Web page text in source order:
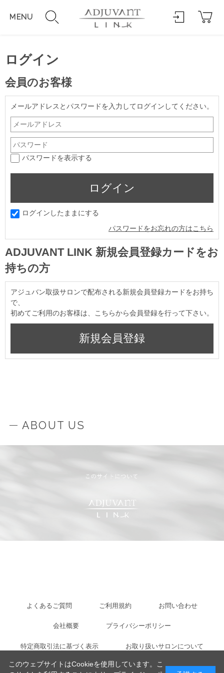
MENU
ログイン
会員のお客様
メールアドレスとパスワードを入力してログインしてください。
パスワードを表示する
ログインしたままにする
パスワードをお忘れの方はこちら
ADJUVANT LINK 新規会員登録カードをお
持ちの方
アジュバン取扱サロンで配布される新規会員登録カードをお持ち
で、
初めてご利用のお客様は、こちらから会員登録を行って下さい。
ABOUT US
よくあるご質問 ご利用規約 お問い合わせ
会社概要 プライバシーポリシー
特定商取引法に基づく表示 お取り扱いサロンについて
このウェブサイトはCookieを使用しています。こ